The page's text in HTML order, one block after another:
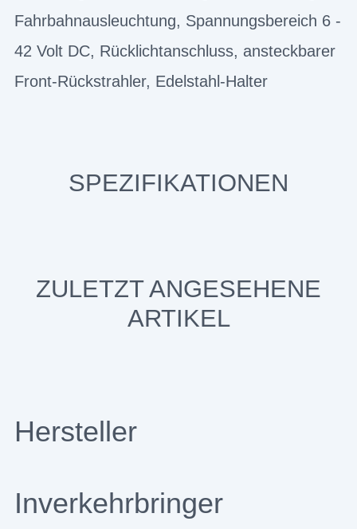
Fahrbahnausleuchtung, Spannungsbereich 6 -
42 Volt DC, Rücklichtanschluss, ansteckbarer
Front-Rückstrahler, Edelstahl-Halter
SPEZIFIKATIONEN
ZULETZT ANGESEHENE
ARTIKEL
Hersteller
Inverkehrbringer